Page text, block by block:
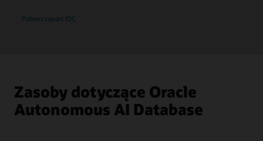
Pobierz raport IDC
Zasoby dotyczące Oracle
Autonomous AI Database